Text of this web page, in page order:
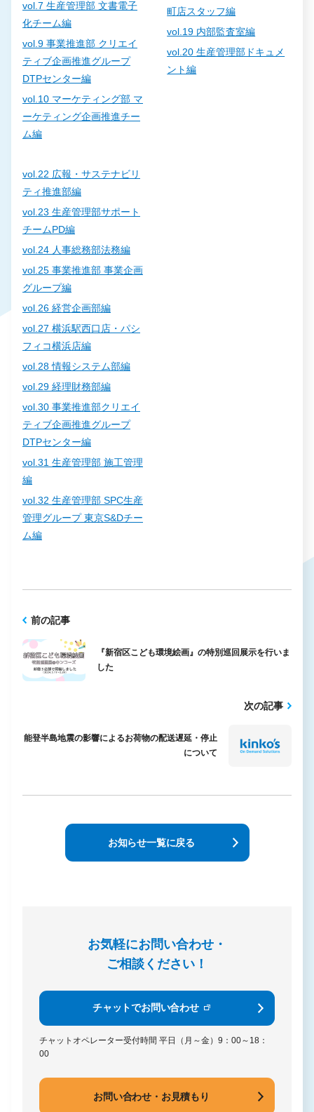
vol.7 生産管理部 文書電子
化チーム編
vol.9 事業推進部 クリエイ
ティブ企画推進グループ
DTPセンター編
vol.10 マーケティング部 マ
ーケティング企画推進チー
ム編
町店スタッフ編
vol.19 内部監査室編
vol.20 生産管理部ドキュメ
ント編
vol.22 広報・サステナビリ
ティ推進部編
vol.23 生産管理部サポート
チームPD編
vol.24 人事総務部法務編
vol.25 事業推進部 事業企画
グループ編
vol.26 経営企画部編
vol.27 横浜駅西口店・パシ
フィコ横浜店編
vol.28 情報システム部編
vol.29 経理財務部編
vol.30 事業推進部クリエイ
ティブ企画推進グループ
DTPセンター編
vol.31 生産管理部 施工管理
編
vol.32 生産管理部 SPC生産
管理グループ 東京S&Dチー
ム編
前の記事
『新宿区こども環境絵画』の特別巡回展示を行いま
した
次の記事
能登半島地震の影響によるお荷物の配送遅延・停止
について
お知らせ一覧に戻る
お気軽にお問い合わせ・
ご相談ください！
チャットでお問い合わせ
チャットオペレーター受付時間 平日（月～金）9：00～18：
00
お問い合わせ・お見積もり